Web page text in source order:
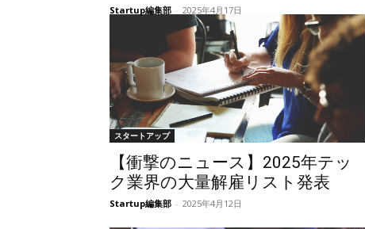
Startup編集部 - 2025年4月17日
スタートアップ
【衝撃のニュース】2025年テッ
ク業界の大量解雇リスト発表
Startup編集部 - 2025年4月12日